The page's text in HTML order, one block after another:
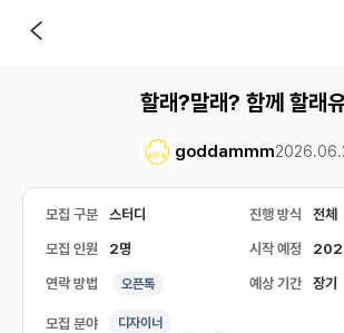
할래?말래? 함께 할래
goddammm
모집 구분 스터디 진행 방식 전체
모집 인원 2명 시작 예정
연락 방법 오픈톡 예상 기간 장기
모집 분야 디자이너